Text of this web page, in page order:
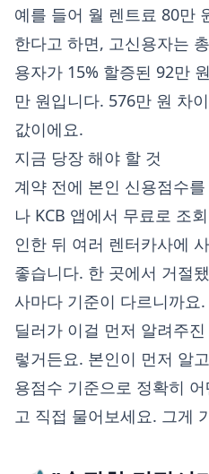
예를 들어 월 렌트료 80만
한다고 하면, 고신용자는
용자가 15% 할증된 92만
만 원입니다. 576만 원 차
값이에요.
지금 당장 해야 할 것
계약 전에 본인 신용점수
나 KCB 앱에서 무료로 조
인한 뒤 여러 렌터카사에
좋습니다. 한 곳에서 거절
사마다 기준이 다르니까요.
딜러가 이걸 먼저 알려주
렇거든요. 본인이 먼저 알
용점수 기준으로 정확히
고 직접 물어보세요. 그게